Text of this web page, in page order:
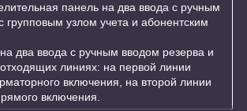
панель на два ввода с ручным
групповым узлом учета и абонентским
два ввода с ручным вводом резерва и
линиях: на первой линии
включения, на второй линии
включения.